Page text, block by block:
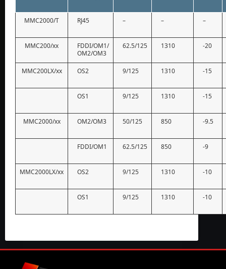
MMC2000/T RJ45 – – –
MMC200/xx
FDDI/OM1/
OM2/OM3
62.5/125 1310 -20
MMC200LX/xx OS2 9/125 1310 -15
OS1 9/125 1310 -15
MMC2000/xx OM2/OM3 50/125 850 -9.5
FDDI/OM1 62.5/125 850 -9
MMC2000LX/xx OS2 9/125 1310 -10
OS1 9/125 1310 -10